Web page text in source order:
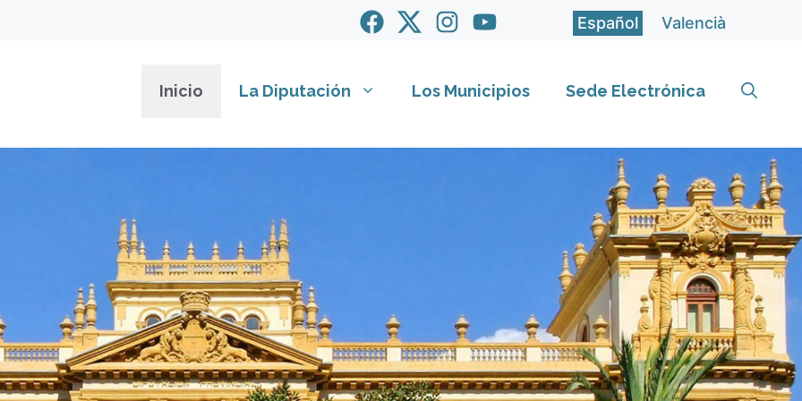
Español Valencià
Inicio La Diputación Los Municipios Sede Electrónica